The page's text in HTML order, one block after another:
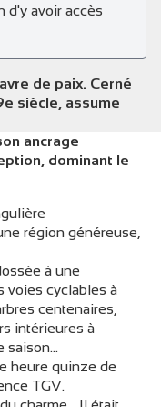
d'y avoir accès
de paix. Cerné
siècle, assume
ancrage
dominant le
région généreuse,
à une
voies cyclables à
centenaires,
intérieures à
saison…
heure quinze de
TGV.